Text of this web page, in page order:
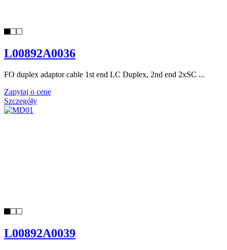
L00892A0036
FO duplex adaptor cable 1st end LC Duplex, 2nd end 2xSC ...
Zapytaj o cenę
Szczegóły
L00892A0039